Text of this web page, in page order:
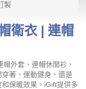
製
衛衣 | 連帽
外套、連帽休閒衫，
著、運動健身，還是
保暖效果。iGift提供多